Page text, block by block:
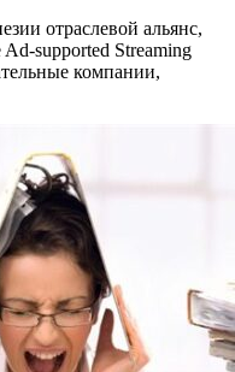
отраслевой альянс,
supported Streaming
компании,